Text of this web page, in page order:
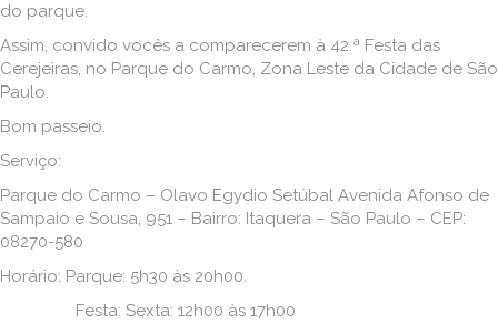
do parque.
Assim, convido vocês a comparecerem à 42.ª Festa das
Cerejeiras, no Parque do Carmo, Zona Leste da Cidade de São
Paulo.
Bom passeio.
Serviço:
Parque do Carmo – Olavo Egydio Setúbal Avenida Afonso de
Sampaio e Sousa, 951 – Bairro: Itaquera – São Paulo – CEP:
08270-580
Horário: Parque: 5h30 às 20h00.
Festa: Sexta: 12h00 às 17h00